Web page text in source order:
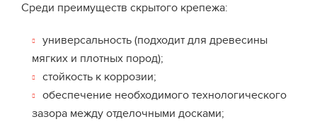
Среди преимуществ скрытого крепежа:
универсальность (подходит для древесины
мягких и плотных пород);
стойкость к коррозии;
обеспечение необходимого технологического
зазора между отделочными досками;